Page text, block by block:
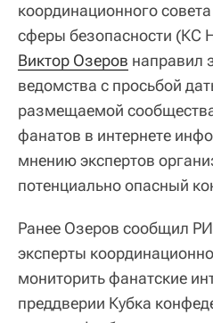
координационного
сферы безопасности (КС
Виктор Озеров направил
ведомства с просьбой
размещаемой
фанатов в интернете
мнению экспертов
потенциально опасный
Ранее Озеров сообщил
эксперты
мониторить фанатские
преддверии Кубка